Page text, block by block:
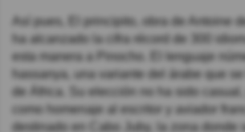
Así pues, El principito, obra de Antoine
ha alcanzado la cifra récord de 300
esta manera a Pinocho. El lenguaje
hassanya, una variante del árabe que
de África. Su elección no ha sido
como homenaje al escritor y aviador
destinado en Cabo Juby, la zona donde